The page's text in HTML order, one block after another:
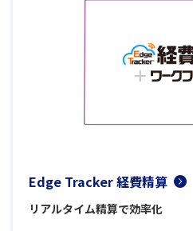
Edge Tracker 経費精算
リアルタイム精算で効率化